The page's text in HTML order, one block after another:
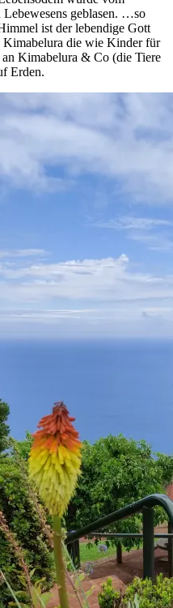
Lebewesens geblasen. …so
ist der lebendige Gott
Kimabelura die wie Kinder für
Kimabelura & Co (die Tiere
Erden.